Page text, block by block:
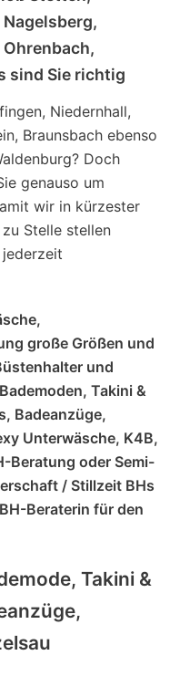
sind Sie richtig
Niedernhall,
Braunsbach ebenso
Doch
genauso um
wir in kürzester
Stelle stellen
große Größen und
und
Takini &
Badeanzüge,
Unterwäsche, K4B,
Beratung oder Semi-
/ Stillzeit BHs
Beraterin für den
Takini &